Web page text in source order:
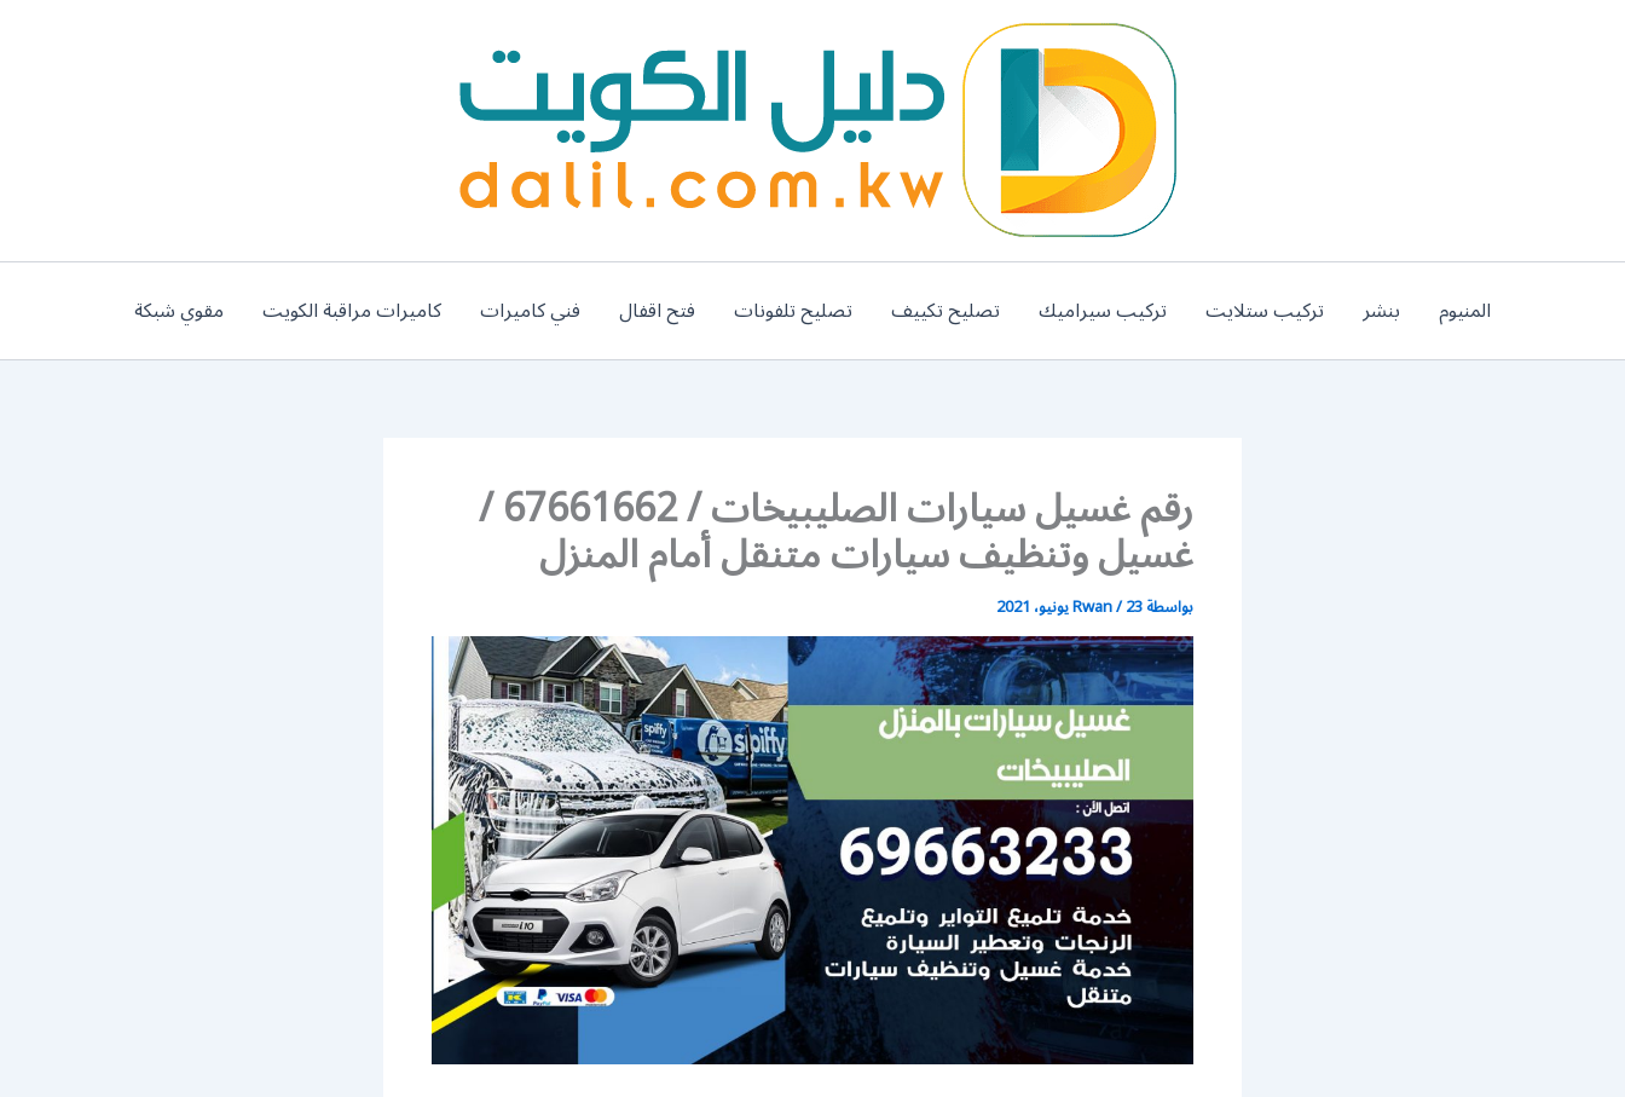
المنيوم بنشر تركيب ستلايت تركيب سيراميك تصليح تكييف تصليح تلفونات فتح اقفال فني كاميرات كاميرات مراقبة الكويت مقوي شبكة
رقم غسيل سيارات الصليبيخات / 67661662 /
غسيل وتنظيف سيارات متنقل أمام المنزل
بواسطة Rwan/23 يونيو، 2021